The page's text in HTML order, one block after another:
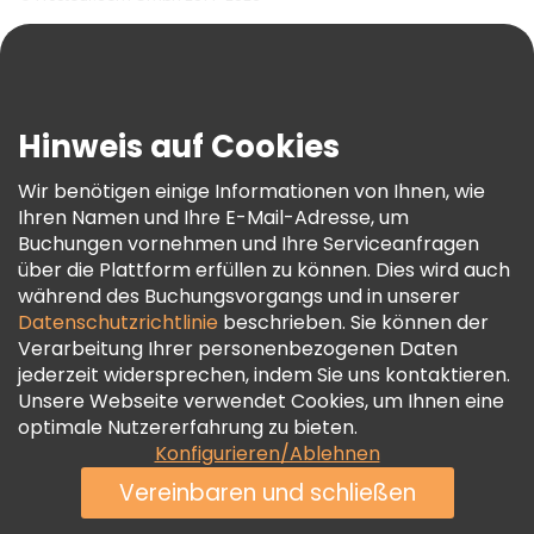
Hilfe
AGB Und Rechtliches
Cookie-Richtlinie
Freetour Auszeichnungen
Treueprogramm
Hinweis auf Cookies
Wir benötigen einige Informationen von Ihnen, wie
Ihren Namen und Ihre E-Mail-Adresse, um
Buchungen vornehmen und Ihre Serviceanfragen
über die Plattform erfüllen zu können. Dies wird auch
während des Buchungsvorgangs und in unserer
Datenschutzrichtlinie beschrieben. Sie können der
Verarbeitung Ihrer personenbezogenen Daten
jederzeit widersprechen, indem Sie uns kontaktieren.
Unsere Webseite verwendet Cookies, um Ihnen eine
optimale Nutzererfahrung zu bieten.
Konfigurieren/Ablehnen
Vereinbaren und schließen